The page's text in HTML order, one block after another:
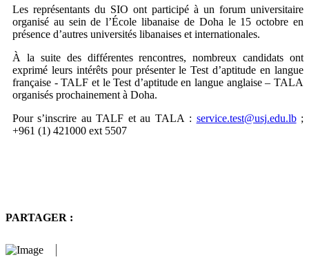
Les représentants du SIO ont participé à un forum universitaire
organisé au sein de l’École libanaise de Doha le 15 octobre en
présence d’autres universités libanaises et internationales.
À la suite des différentes rencontres, nombreux candidats ont
exprimé leurs intérêts pour présenter le Test d’aptitude en langue
française - TALF et le Test d’aptitude en langue anglaise – TALA
organisés prochainement à Doha.
Pour s’inscrire au TALF et au TALA : service.test@usj.edu.lb;
+961 (1) 421000 ext 5507
PARTAGER :